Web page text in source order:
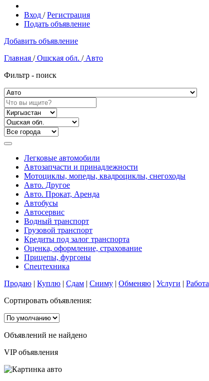
Вход /Регистрация
Подать объявление
Добавить объявление
Главная /Ошская обл. /Авто
Фильтр - поиск
Легковые автомобили
Автозапчасти и принадлежности
Мотоциклы, мопеды, квадроциклы, снегоходы
Авто. Другое
Авто. Прокат, Аренда
Автобусы
Автосервис
Водный транспорт
Грузовой транспорт
Кредиты под залог транспорта
Оценка, оформление, страхование
Прицепы, фургоны
Спецтехника
Продаю | Куплю | Сдам | Сниму | Обменяю | Услуги | Работа
Сортировать объявления:
Объявлений не найдено
VIP объявления